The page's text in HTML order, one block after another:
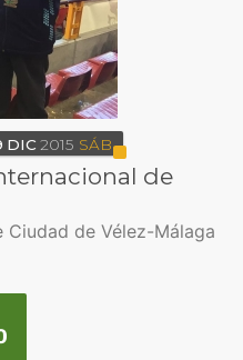
DIC 2015 SÁB
de
de Vélez-Málaga